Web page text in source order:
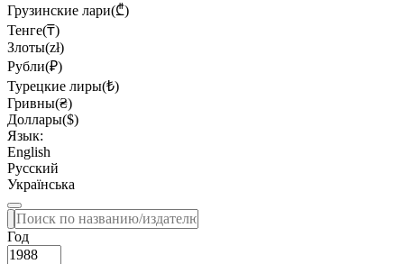
Грузинские лари(₾)
Тенге(₸)
Злоты(zł)
Рубли(₽)
Турецкие лиры(₺)
Гривны(₴)
Доллары($)
Язык:
English
Русский
Українська
Год